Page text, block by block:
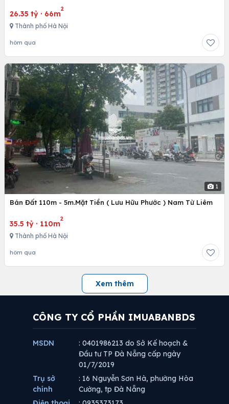
26.35 tỷ · 66m
2
Thành phố Hà Nội
hôm qua
1
Bán Đất 110m - 5m.Mặt Tiền ( Lưu Hữu Phước ) Nam Từ Liêm
35.5 tỷ · 110m
2
Thành phố Hà Nội
hôm qua
Xem thêm
CÔNG TY CỔ PHẦN IMUABANBDS
MSDN
: 0401986213 do Sở Kế hoạch &
Đầu tư TP Đà Nẵng cấp ngày
01/7/2019
Trụ sở
chính
: 16 Nguyễn Sơn Hà, phường Hòa
Cường, tp Đà Nẵng